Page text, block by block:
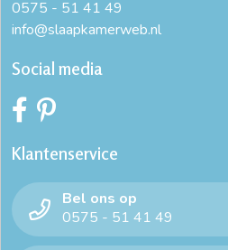
0575 - 51 41 49
info@slaapkamerweb.nl
Social media
Klantenservice
Bel ons op
0575 - 51 41 49